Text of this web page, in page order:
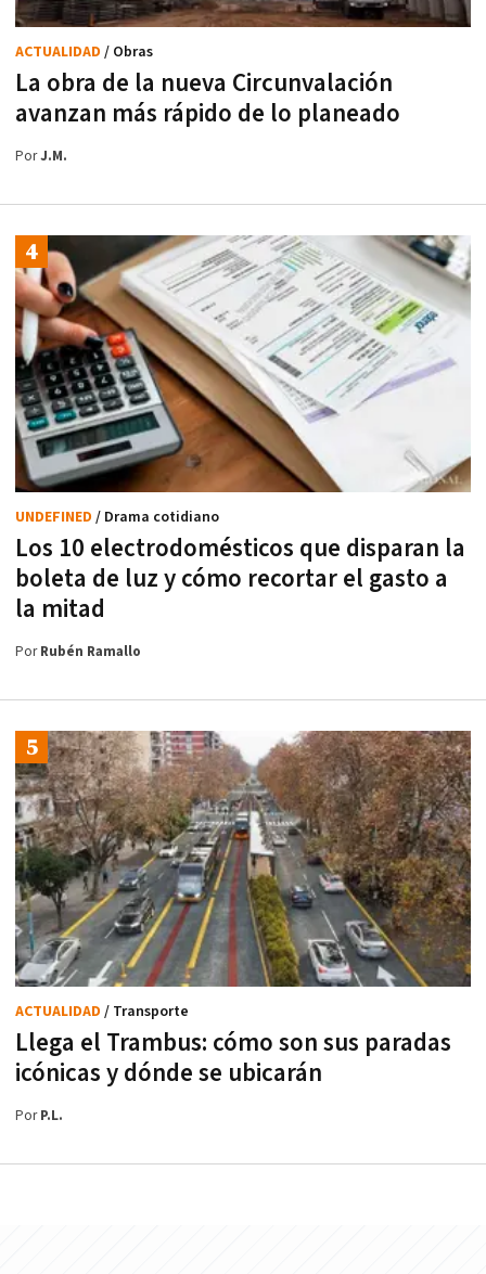
La obra de la nueva Circunvalación
avanzan más rápido de lo planeado
ACTUALIDAD / Obras
PorJ.M.
Los 10 electrodomésticos que disparan la
boleta de luz y cómo recortar el gasto a
la mitad
UNDEFINED / Drama cotidiano
PorRubén Ramallo
Llega el Trambus: cómo son sus paradas
icónicas y dónde se ubicarán
ACTUALIDAD / Transporte
PorP.L.